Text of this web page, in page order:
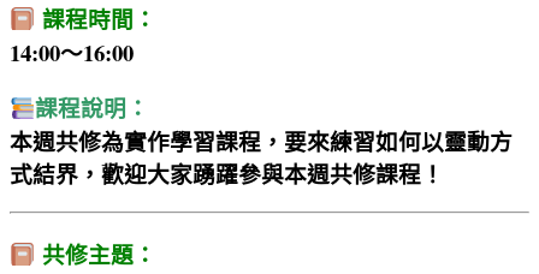
課程時間：
14:00～16:00
課程說明：
本週共修為實作學習課程，要來練習如何以靈動方
式結界，歡迎大家踴躍參與本週共修課程！
共修主題：